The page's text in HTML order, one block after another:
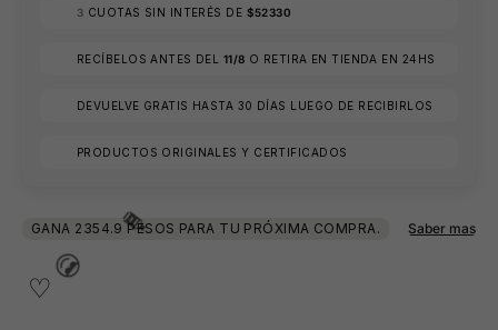
3 CUOTAS SIN INTERÉS DE $52330
RECÍBELOS ANTES DEL 11/8 O RETIRA EN TIENDA EN 24HS
DEVUELVE GRATIS HASTA 30 DÍAS LUEGO DE RECIBIRLOS
PRODUCTOS ORIGINALES Y CERTIFICADOS